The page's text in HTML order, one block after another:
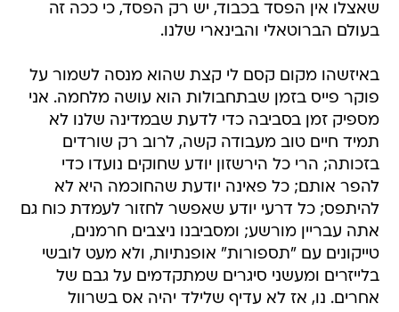
שאצלו אין הפסד בכבוד, יש רק הפסד, כי ככה זה
בעולם הברוטאלי והבינארי שלנו.
באיזשהו מקום קסם לי קצת שהוא מנסה לשמור על
פוקר פייס בזמן שבתחבולות הוא עושה מלחמה. אני
מספיק זמן בסביבה כדי לדעת שבמדינה שלנו לא
תמיד חיים טוב מעבודה קשה, לרוב רק שורדים
בזכותה; הרי כל הירשזון יודע שחוקים נועדו כדי
להפר אותם; כל פאינה יודעת שהחוכמה היא לא
להיתפס; כל דרעי יודע שאפשר לחזור לעמדת כוח גם
אתה עבריין מורשע; ומסביבנו ניצבים חרמנים,
טייקונים עם "תספורות" אופנתיות, ולא מעט לובשי
בלייזרים ומעשני סיגרים שמתקדמים על גבם של
אחרים. נו, אז לא עדיף שלילד יהיה אס בשרוול